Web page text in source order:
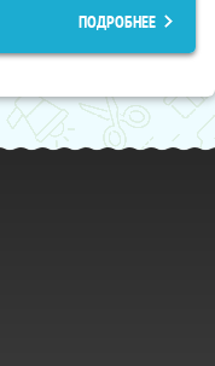
ПОДРОБНЕЕ